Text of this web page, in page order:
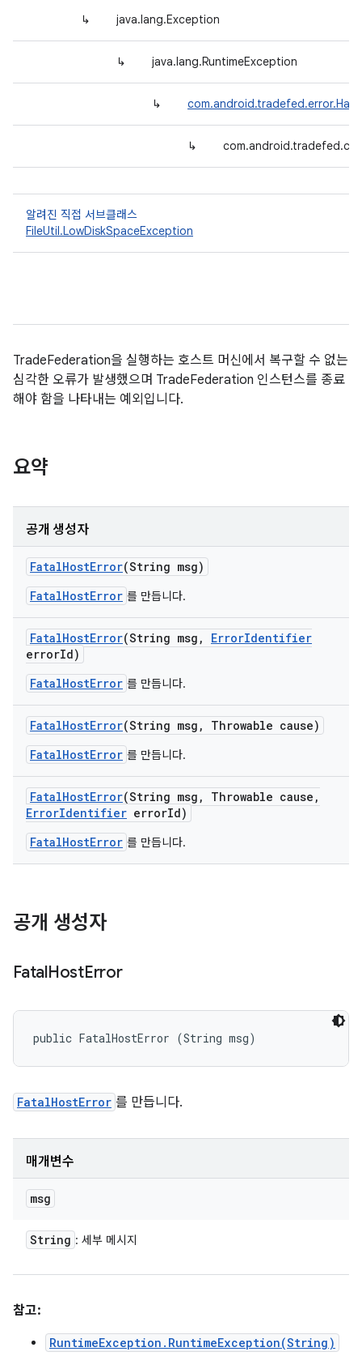
↳ java.lang.Exception
↳ java.lang.RuntimeException
↳
↳
알려진 직접 서브클래스
FileUtil.LowDiskSpaceException
TradeFederation을 실행하는 호스트 머신에서 복구할 수 없는
심각한 오류가 발생했으며 TradeFederation 인스턴스를 종료
해야 함을 나타내는 예외입니다.
요약
공개 생성자
FatalHostError(String msg)
FatalHostError 를 만듭니다.
FatalHostError(String msg , ErrorIdentifier
errorId)
FatalHostError 를 만듭니다.
FatalHostError(String msg ,
Throwable cause)
FatalHostError 를 만듭니다.
FatalHostError(String msg , Throwable cause ,
ErrorIdentifier errorId)
FatalHostError 를 만듭니다.
공개 생성자
FatalHostError
public FatalHostError (String msg)
FatalHostError 를 만듭니다.
매개변수
msg
String : 세부 메시지
참고:
RuntimeException.RuntimeException(String)